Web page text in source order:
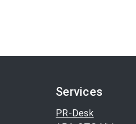
Services
PR-Desk